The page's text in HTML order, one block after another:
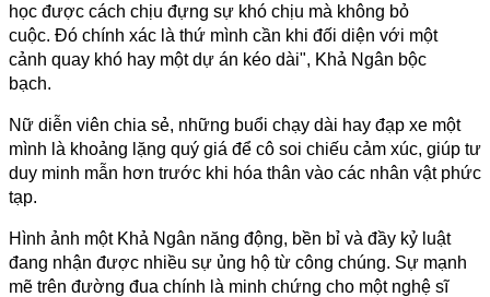
học được cách chịu đựng sự khó chịu mà không bỏ
cuộc. Đó chính xác là thứ mình cần khi đối diện với một
cảnh quay khó hay một dự án kéo dài", Khả Ngân bộc
bạch.
Nữ diễn viên chia sẻ, những buổi chạy dài hay đạp xe một
mình là khoảng lặng quý giá để cô soi chiếu cảm xúc, giúp tư
duy minh mẫn hơn trước khi hóa thân vào các nhân vật phức
tạp.
Hình ảnh một Khả Ngân năng động, bền bỉ và đầy kỷ luật
đang nhận được nhiều sự ủng hộ từ công chúng. Sự mạnh
mẽ trên đường đua chính là minh chứng cho một nghệ sĩ